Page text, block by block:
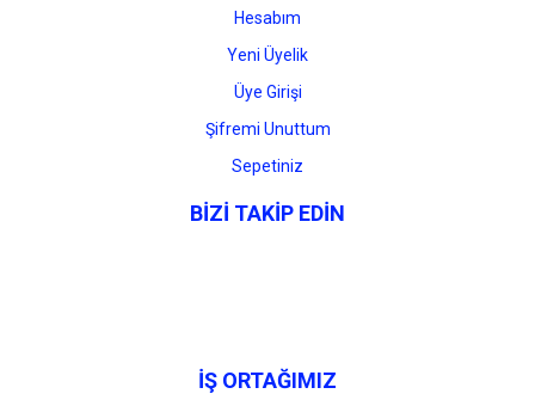
Hesabım
Yeni Üyelik
Üye Girişi
Şifremi Unuttum
Sepetiniz
BİZİ TAKİP EDİN
İŞ ORTAĞIMIZ